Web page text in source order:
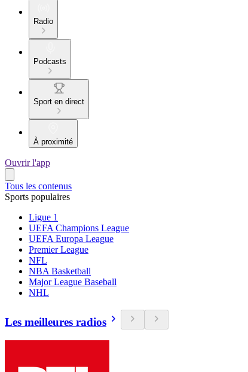
Radio
Podcasts
Sport en direct
À proximité
Ouvrir l'app
Tous les contenus
Sports populaires
Ligue 1
UEFA Champions League
UEFA Europa League
Premier League
NFL
NBA Basketball
Major League Baseball
NHL
Les meilleures radios